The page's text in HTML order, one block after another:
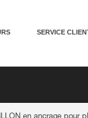
SERVICE